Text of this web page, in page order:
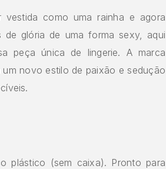
vestida como uma rainha e agora
glória de uma forma sexy, aqui
peça única de lingerie. A marca
um novo estilo de paixão e sedução
plástico (sem caixa). Pronto para